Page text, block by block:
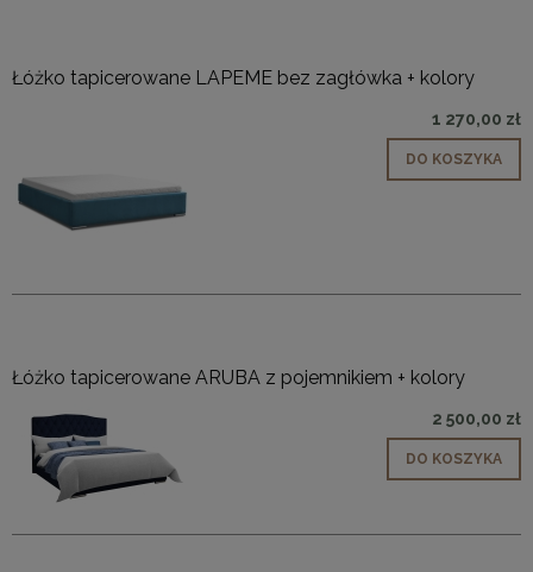
Łóżko tapicerowane LAPEME bez zagłówka + kolory
1 270,00 zł
DO KOSZYKA
Łóżko tapicerowane ARUBA z pojemnikiem + kolory
2 500,00 zł
DO KOSZYKA